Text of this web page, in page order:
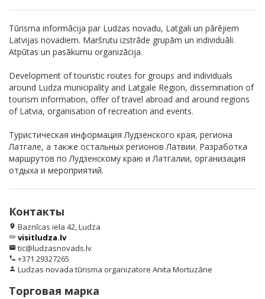
Tūrisma informācija par Ludzas novadu, Latgali un pārējiem
Latvijas novadiem. Maršrutu izstrāde grupām un individuāli.
Atpūtas un pasākumu organizācija.
Development of touristic routes for groups and individuals
around Ludza municipality and Latgale Region, dissemination of
tourism information, offer of travel abroad and around regions
of Latvia, organisation of recreation and events.
Туристическая информация Лудзенского края, региона
Латгале, а также остальных регионов Латвии. Разработка
маршрутов по Лудзенскому краю и Латгалии, организация
отдыха и мероприятий.
Контакты
location_on Baznīcas iela 42, Ludza
link visitludza.lv
email tic@ludzasnovads.lv
phone +371 29327265
person Ludzas novada tūrisma organizatore Anita Mortuzāne
Торговая марка